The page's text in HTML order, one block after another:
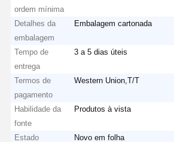
ordem mínima
Detalhes da
embalagem
Embalagem cartonada
Tempo de
entrega
3 a 5 dias úteis
Termos de
pagamento
Western Union,T/T
Habilidade da
fonte
Produtos à vista
Estado
Novo em folha